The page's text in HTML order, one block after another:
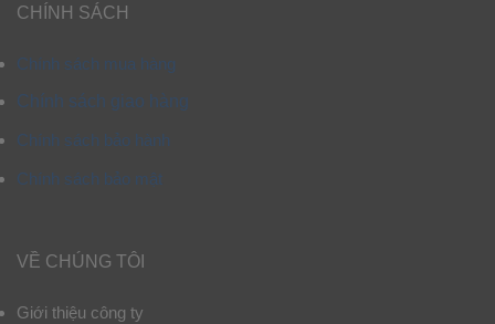
CHÍNH SÁCH
Chính sách mua hàng
Chính sách giao hàng
Chính sách bảo hành
Chính sách bảo mật
VỀ CHÚNG TÔI
Giới thiệu công ty